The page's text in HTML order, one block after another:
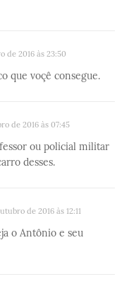
de 2016 às 23:50
que voçê consegue.
de 2016 às 07:45
ou policial militar
desses.
de 2016 às 12:11
o Antônio e seu